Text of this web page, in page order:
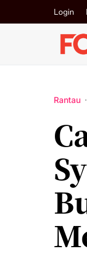
Login
Rantau